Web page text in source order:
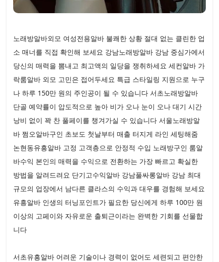
노래방알바외모 여성전용알바 불쾌한 상황 절대 없는 클린한 업
소 매너를 직접 확인해 보세요 강남노래방알바 강남 중심가에서
당신의 매력을 뽐내고 최고액의 일당을 쟁취하세요 세컨알바 가
락룸알바 외모 고민은 접어두세요 특급 스타일링 지원으로 누구
나 하루 150만 원의 주인공이 될 수 있습니다 서초노래방알바
단골 예약률이 압도적으로 높아 비가 오나 눈이 오나 대기 시간
낭비 없이 꽉 찬 풀페이를 챙겨가실 수 있습니다 서울노래방알
바 쩜오알바구인 초보도 첫날부터 매출 터지게 라인 세팅해줌
논현동유흥알바 고정 고객층으로 안정적 수입 노래방구인 룸알
바수익 본인의 매력을 수익으로 전환하는 가장 빠르고 확실한
방법을 알려드려요 단기고수익알바 강남풀싸롱알바 강남 최대
규모의 업장에서 남다른 클라스의 수익과 대우를 경험해 보세요
유흥알바 인생의 터닝포인트가 필요한 당신에게 하루 100만 원
이상의 고페이와 자유로운 출퇴근이라는 완벽한 기회를 선물합
니다
서초유흥알바 어려운 기술이나 경력이 없어도 세련되고 편안한